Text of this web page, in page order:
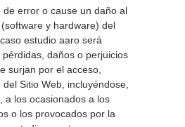
de error o cause un daño al
y hardware) del
estudio aaro será
daños o perjuicios
surjan por el acceso,
Sitio Web, incluyéndose,
a los ocasionados a los
o los provocados por la